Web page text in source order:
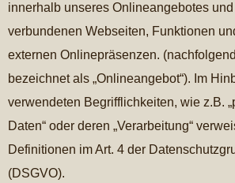
innerhalb unseres Onlineangebotes
verbundenen Webseiten, Funktionen
externen Onlinepräsenzen.
bezeichnet als „Onlineangebot“). Im
verwendeten Begrifflichkeiten, wie z.B.
Daten“ oder deren „Verarbeitung“
Definitionen im Art. 4 der
(DSGVO).